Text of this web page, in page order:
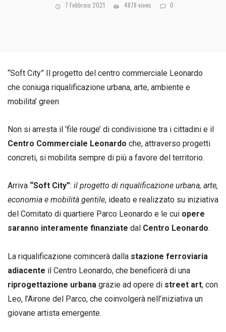
7 Febbraio 2021 4878 views 0
“Soft City” Il progetto del centro commerciale Leonardo
che coniuga riqualificazione urbana, arte, ambiente e
mobilita’ green
Non si arresta il ‘file rouge’ di condivisione tra i cittadini e il
Centro Commerciale Leonardo che, attraverso progetti
concreti, si mobilita sempre di più a favore del territorio.
Arriva “Soft City”: il progetto di riqualificazione urbana, arte,
economia e mobilità gentile, ideato e realizzato su iniziativa
del Comitato di quartiere Parco Leonardo e le cui opere
saranno interamente finanziate dal Centro Leonardo.
La riqualificazione comincerà dalla stazione ferroviaria
adiacente il Centro Leonardo, che beneficerà di una
riprogettazione urbana grazie ad opere di street art, con
Leo, l’Airone del Parco, che coinvolgerà nell’iniziativa un
giovane artista emergente.